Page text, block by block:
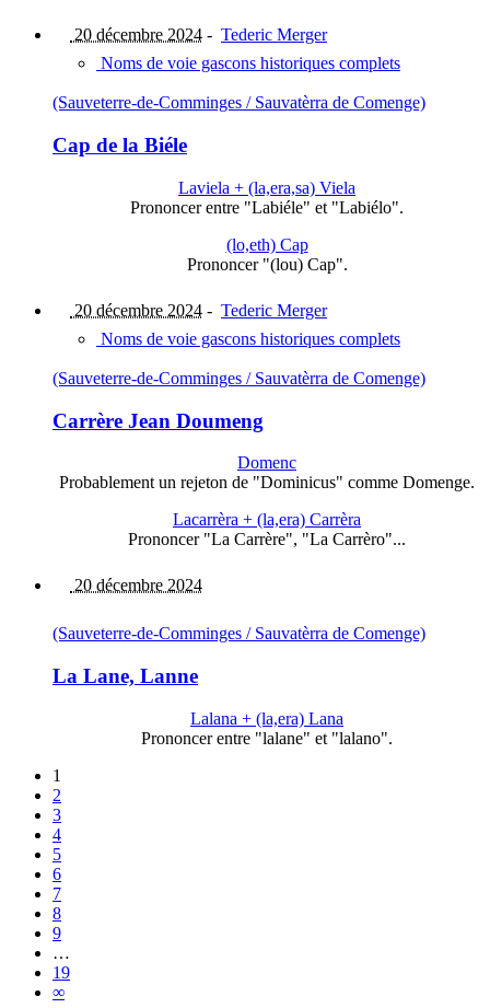
20 décembre 2024 - Tederic Merger
Noms de voie gascons historiques complets
(Sauveterre-de-Comminges / Sauvatèrra de Comenge)
Cap de la Biéle
Laviela + (la,era,sa) Viela
Prononcer entre "Labiéle" et "Labiélo".
(lo,eth) Cap
Prononcer "(lou) Cap".
20 décembre 2024 - Tederic Merger
Noms de voie gascons historiques complets
(Sauveterre-de-Comminges / Sauvatèrra de Comenge)
Carrère Jean Doumeng
Domenc
Probablement un rejeton de "Dominicus" comme Domenge.
Lacarrèra + (la,era) Carrèra
Prononcer "La Carrère", "La Carrèro"...
20 décembre 2024
(Sauveterre-de-Comminges / Sauvatèrra de Comenge)
La Lane, Lanne
Lalana + (la,era) Lana
Prononcer entre "lalane" et "lalano".
1
2
3
4
5
6
7
8
9
…
19
∞